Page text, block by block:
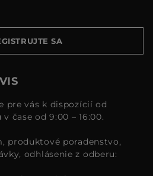
SA
pre vás k dispozícií od
čase od 9:00 – 16:00.
produktové poradenstvo,
odhlásenie z odberu: